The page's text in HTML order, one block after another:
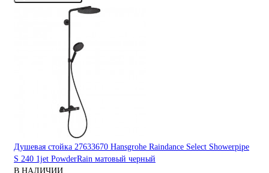
Душевая стойка 27633670 Hansgrohe Raindance Select Showerpipe
S 240 1jet PowderRain матовый черный
В НАЛИЧИИ